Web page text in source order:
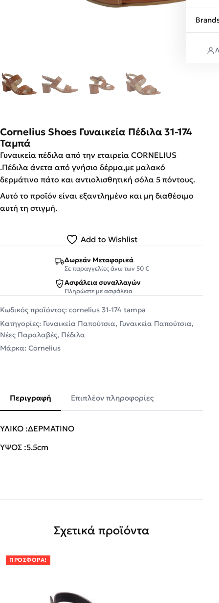
Cornelius Shoes Γυναικεία Πέδιλα 31-174
Ταμπά
Γυναικεία πέδιλα από την εταιρεία CORNELIUS
.Πέδιλα άνετα από γνήσιο δέρμα,με μαλακό
δερμάτινο πάτο και αντιολισθητική σόλα 5 πόντους.
Αυτό το προϊόν είναι εξαντλημένο και μη διαθέσιμο
αυτή τη στιγμή.
Add to Wishlist
Δωρεάν Μεταφορικά
Σε παραγγελίες άνω των 50 €
Ασφάλεια συναλλαγών
Πληρώστε με ασφάλεια
Κωδικός προϊόντος: cornelius 31-174 tampa
Κατηγορίες: Γυναικεία Παπούτσια, Γυναικεία Παπούτσια,
Νέες Παραλαβές, Πέδιλα
Μάρκα: Cornelius
Περιγραφή Επιπλέον πληροφορίες
ΥΛΙΚΟ :ΔΕΡΜΑΤΙΝΟ
ΥΨΟΣ :5.5cm
Σχετικά προϊόντα
ΠΡΟΣΦΟΡΆ!